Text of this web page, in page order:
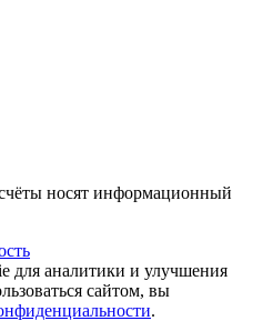
носят информационный
для аналитики и улучшения
сайтом, вы
.